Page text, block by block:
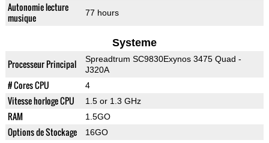
Autonomie lecture
musique
77 hours
Systeme
Processeur Principal
Spreadtrum SC9830Exynos 3475 Quad -
J320A
# Cores CPU 4
Vitesse horloge CPU 1.5 or 1.3 GHz
RAM 1.5GO
Options de Stockage 16GO